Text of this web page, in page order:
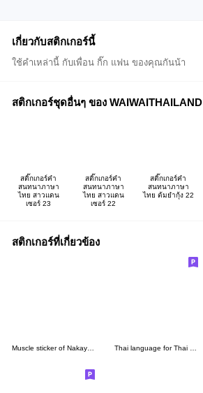
เกี่ยวกับสติกเกอร์นี้
ใช้คำเหล่านี้ กับเพื่อน กิ๊ก แฟน ของคุณกันน้า
สติกเกอร์ชุดอื่นๆ ของ WAIWAITHAILAND
สติ๊กเกอร์คำ
สนทนาภาษา
ไทย สาวแดน
เซอร์ 23
สติ๊กเกอร์คำ
สนทนาภาษา
ไทย สาวแดน
เซอร์ 22
สติ๊กเกอร์คำ
สนทนาภาษา
ไทย ต้มยำกุ้ง 22
สติกเกอร์ที่เกี่ยวข้อง
Muscle sticker of Nakayamakiniku Thai language for Thai Driver